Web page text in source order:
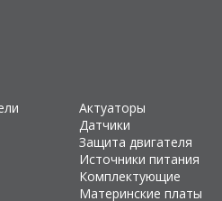
Актуаторы
Датчики
Защита двигателя
Источники питания
Комплектующие
Материнские платы